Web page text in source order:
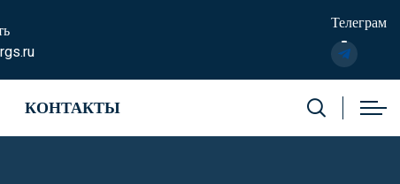
Телеграм
КОНТАКТЫ